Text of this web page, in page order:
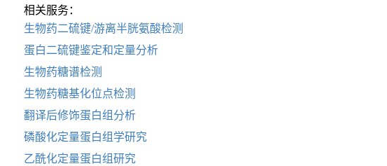
相关服务：
生物药二硫键/游离半胱氨酸检测
蛋白二硫键鉴定和定量分析
生物药糖谱检测
生物药糖基化位点检测
翻译后修饰蛋白组分析
磷酸化定量蛋白组学研究
乙酰化定量蛋白组研究